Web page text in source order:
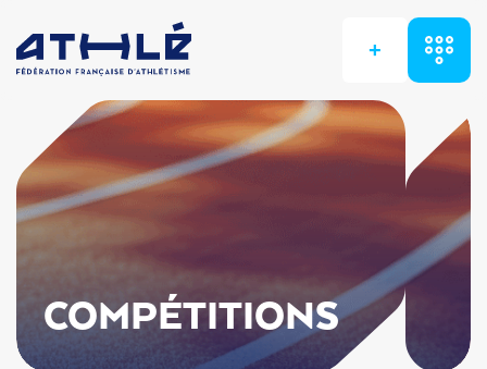
+
COMPÉTITIONS